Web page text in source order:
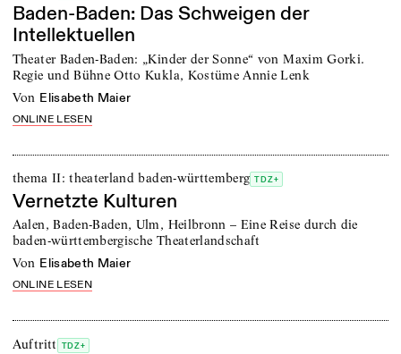
Baden-Baden: Das Schweigen der
Intellektuellen
Theater Baden-Baden: „Kinder der Sonne“ von Maxim Gorki.
Regie und Bühne Otto Kukla, Kostüme Annie Lenk
von Elisabeth Maier
ONLINE LESEN
thema II: theaterland baden-württemberg TDZ+
Vernetzte Kulturen
Aalen, Baden-Baden, Ulm, Heilbronn – Eine Reise durch die
baden-württembergische Theaterlandschaft
von Elisabeth Maier
ONLINE LESEN
Auftritt TDZ+